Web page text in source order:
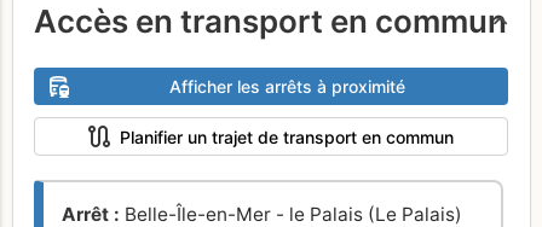
Accès en transport en commun
Afficher les arrêts à proximité
Planifier un trajet de transport en commun
Arrêt : Belle-Île-en-Mer - le Palais (Le Palais)